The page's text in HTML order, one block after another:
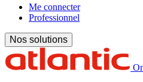
Me connecter
Professionnel
Nos solutions